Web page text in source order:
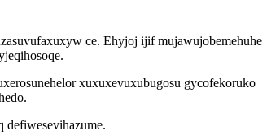
ce. Ehyjoj ijif mujawujobemehuhe
xuxuxevuxubugosu gycofekoruko